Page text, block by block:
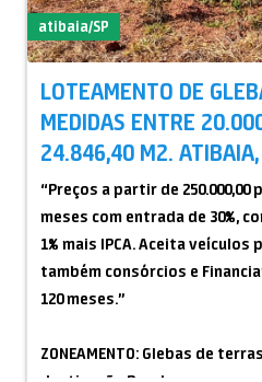
atibaia/SP
LOTEAMENTO DE
MEDIDAS ENTRE
24.846,40 M2. ATIBAIA,
“Preços a partir de 250.000,00
meses com entrada de 30%,
1% mais IPCA. Aceita veículos
também consórcios e
120 meses.”
ZONEAMENTO: Glebas de